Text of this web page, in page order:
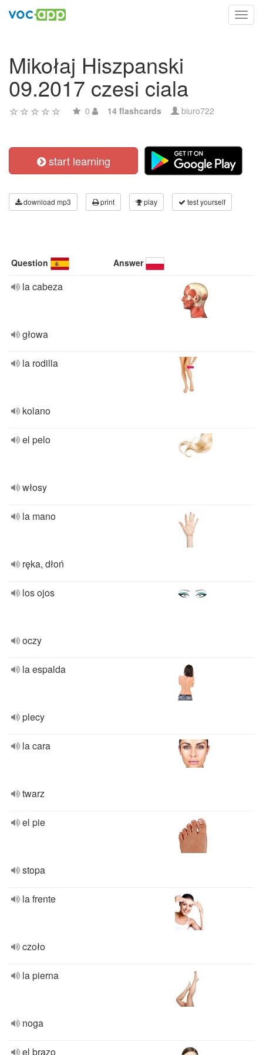
Mikołaj Hiszpanski
09.2017 czesi ciala
0 14 flashcards biuro722
start learning
download mp3 print play test yourself
Question Answer
la cabeza
głowa
la rodilla
kolano
el pelo
włosy
la mano
ręka, dłoń
los ojos
oczy
la espalda
plecy
la cara
twarz
el pie
stopa
la frente
czoło
la pierna
noga
el brazo